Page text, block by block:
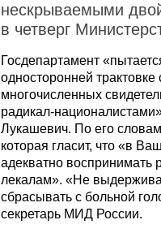
нескрываемыми
в четверг
Госдепартамент
односторонней
многочисленных
радикал-
Лукашевич. По его
которая гласит, что «в
адекватно воспринимать
лекалам». «Не
сбрасывать с больной
секретарь МИД России.